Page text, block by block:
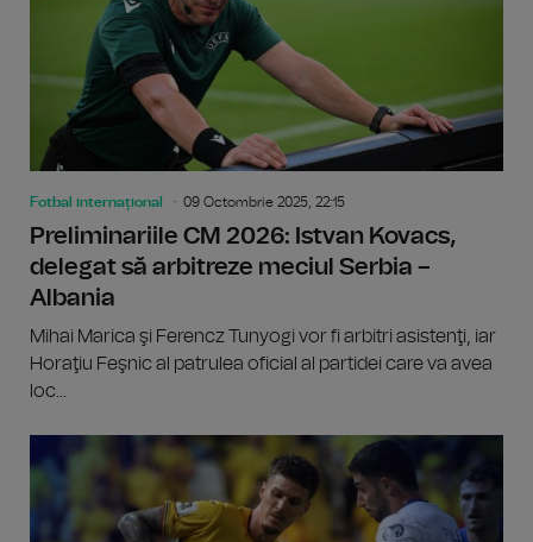
Fotbal internațional 09 Octombrie 2025, 22:15
Preliminariile CM 2026: Istvan Kovacs,
delegat să arbitreze meciul Serbia –
Albania
Mihai Marica şi Ferencz Tunyogi vor fi arbitri asistenţi, iar
Horaţiu Feşnic al patrulea oficial al partidei care va avea
loc...